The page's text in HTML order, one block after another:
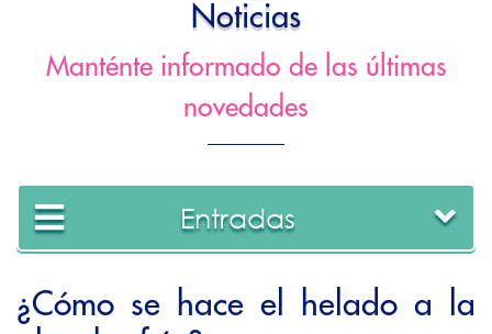
Noticias
Manténte informado de las últimas
novedades
Entradas
2022
​¿Cómo se hace el helado a la